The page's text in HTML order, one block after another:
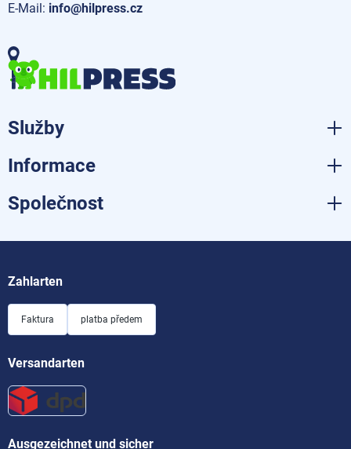
E-Mail: info@hilpress.cz
Služby
Informace
Společnost
Zahlarten
Faktura platba předem
Versandarten
Ausgezeichnet und sicher